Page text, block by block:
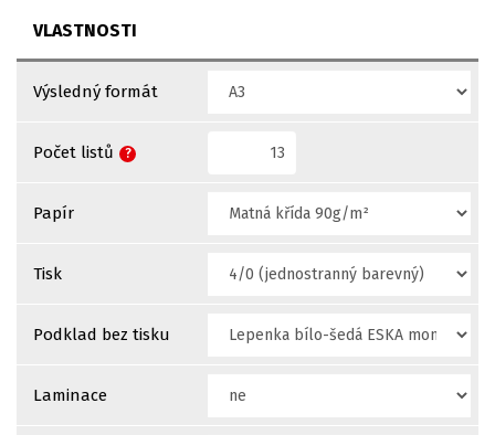
VLASTNOSTI
Výsledný formát
Počet listů ?
Papír
Tisk
Podklad bez tisku
Laminace